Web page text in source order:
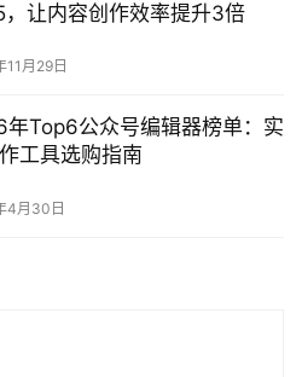
，让内容创作效率提升3倍
11月29日
年Top6公众号编辑器榜单：实
工具选购指南
4月30日